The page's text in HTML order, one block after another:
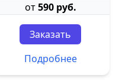
от590 руб.
Заказать
Подробнее